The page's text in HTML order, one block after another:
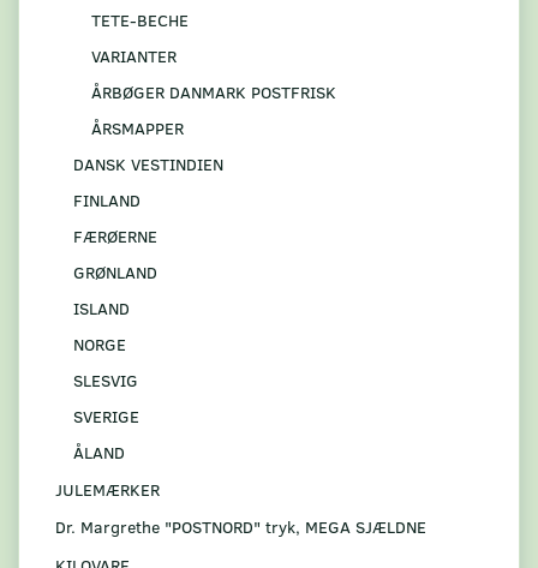
TETE-BECHE
VARIANTER
ÅRBØGER DANMARK POSTFRISK
ÅRSMAPPER
DANSK VESTINDIEN
FINLAND
FÆRØERNE
GRØNLAND
ISLAND
NORGE
SLESVIG
SVERIGE
ÅLAND
JULEMÆRKER
Dr. Margrethe "POSTNORD" tryk, MEGA SJÆLDNE